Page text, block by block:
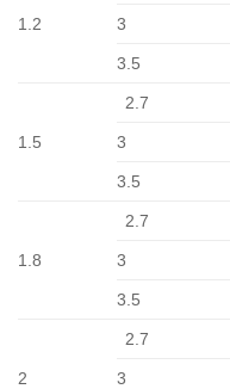
1.2 3
3.5
1.5
2.7
3
3.5
1.8
2.7
3
3.5
2
2.7
3